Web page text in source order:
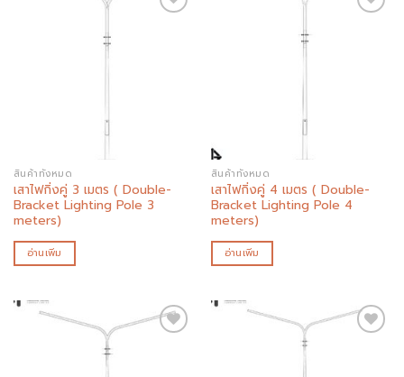
สินค้าทั้งหมด
เสาไฟกิ่งคู่ 3 เมตร ( Double-
Bracket Lighting Pole 3
meters)
อ่านเพิ่ม
สินค้าทั้งหมด
เสาไฟกิ่งคู่ 4 เมตร ( Double-
Bracket Lighting Pole 4
meters)
อ่านเพิ่ม